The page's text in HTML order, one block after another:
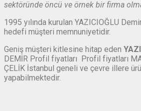
sektöründe öncü ve örnek bir firma
1995 yılında kurulan YAZICIOĞLU
hedefi müşteri memnuniyetidir.
Geniş müşteri kitlesine hitap eden
DEMİR Profil fiyatları Profil fiyatları
ÇELİK İstanbul geneli ve çevre illere
yapabilmektedir.